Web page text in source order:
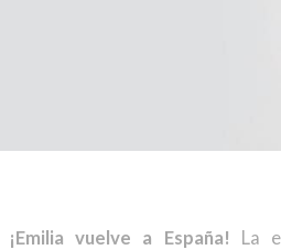
¡Emilia vuelve a España! La